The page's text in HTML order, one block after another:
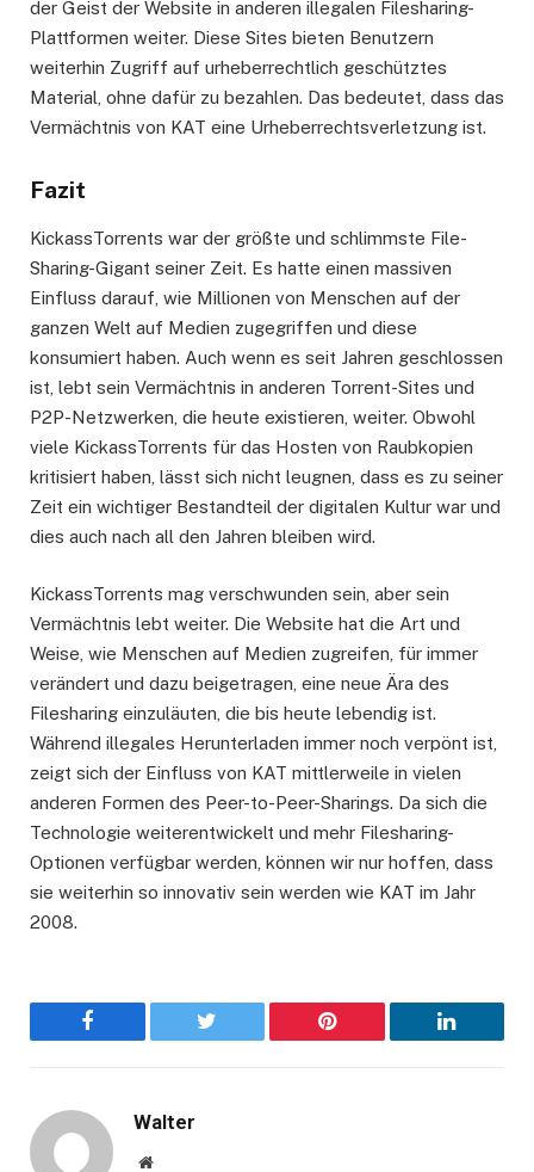
der Geist der Website in anderen illegalen Filesharing-
Plattformen weiter. Diese Sites bieten Benutzern
weiterhin Zugriff auf urheberrechtlich geschütztes
Material, ohne dafür zu bezahlen. Das bedeutet, dass das
Vermächtnis von KAT eine Urheberrechtsverletzung ist.
Fazit
KickassTorrents war der größte und schlimmste File-
Sharing-Gigant seiner Zeit. Es hatte einen massiven
Einfluss darauf, wie Millionen von Menschen auf der
ganzen Welt auf Medien zugegriffen und diese
konsumiert haben. Auch wenn es seit Jahren geschlossen
ist, lebt sein Vermächtnis in anderen Torrent-Sites und
P2P-Netzwerken, die heute existieren, weiter. Obwohl
viele KickassTorrents für das Hosten von Raubkopien
kritisiert haben, lässt sich nicht leugnen, dass es zu seiner
Zeit ein wichtiger Bestandteil der digitalen Kultur war und
dies auch nach all den Jahren bleiben wird.
KickassTorrents mag verschwunden sein, aber sein
Vermächtnis lebt weiter. Die Website hat die Art und
Weise, wie Menschen auf Medien zugreifen, für immer
verändert und dazu beigetragen, eine neue Ära des
Filesharing einzuläuten, die bis heute lebendig ist.
Während illegales Herunterladen immer noch verpönt ist,
zeigt sich der Einfluss von KAT mittlerweile in vielen
anderen Formen des Peer-to-Peer-Sharings. Da sich die
Technologie weiterentwickelt und mehr Filesharing-
Optionen verfügbar werden, können wir nur hoffen, dass
sie weiterhin so innovativ sein werden wie KAT im Jahr
2008.
Facebook Twitter Pinterest LinkedIn
Walter
Website